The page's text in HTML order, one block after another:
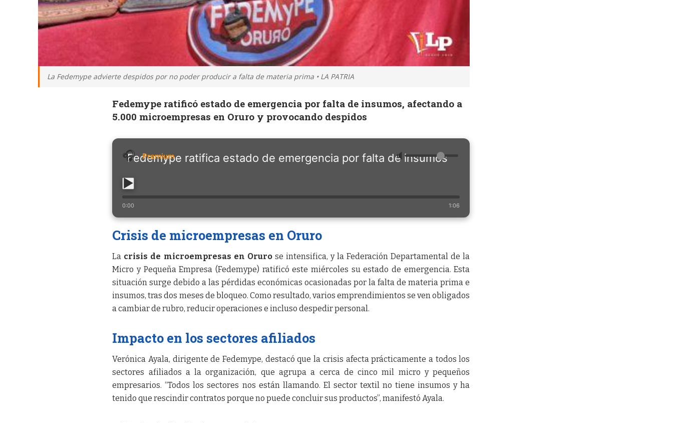
La Fedemype advierte despidos por no poder producir a falta de materia prima • LA PATRIA
Fedemype ratificó estado de emergencia por falta de insumos, afectando a
5.000 microempresas en Oruro y provocando despidos
Fedemype ratifica estado de emergencia por falta de insumos
🔈
0:00 1:06
Crisis de microempresas en Oruro
La crisis de microempresas en Orurose intensifica, y la Federación Departamental de la
Micro y Pequeña Empresa (Fedemype) ratificó este miércoles su estado de emergencia. Esta
situación surge debido a las pérdidas económicas ocasionadas por la falta de materia prima e
insumos, tras dos meses de bloqueo. Como resultado, varios emprendimientos se ven obligados
a cambiar de rubro, reducir operaciones e incluso despedir personal.
Impacto en los sectores afiliados
Verónica Ayala, dirigente de Fedemype, destacó que la crisis afecta prácticamente a todos los
sectores afiliados a la organización, que agrupa a cerca de cinco mil micro y pequeños
empresarios. “Todos los sectores nos están llamando. El sector textil no tiene insumos y ha
tenido que rescindir contratos porque no puede concluir sus productos”, manifestó Ayala.